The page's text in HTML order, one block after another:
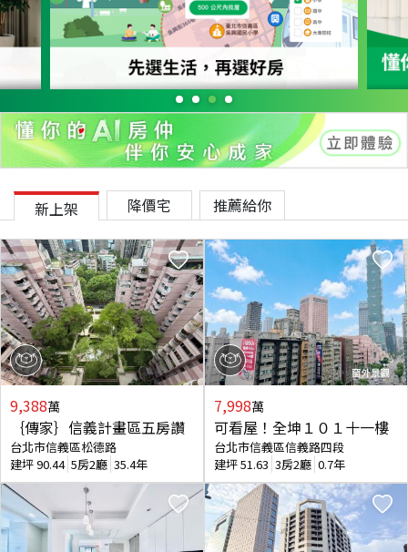
新上架 降價宅 推薦給你
9,388萬
｛傳家｝信義計畫區五房讚
台北市信義區松德路
建坪90.44 5房2廳 35.4年
7,998萬
可看屋！全坤１０１十一樓
台北市信義區信義路四段
建坪51.63 3房2廳 0.7年